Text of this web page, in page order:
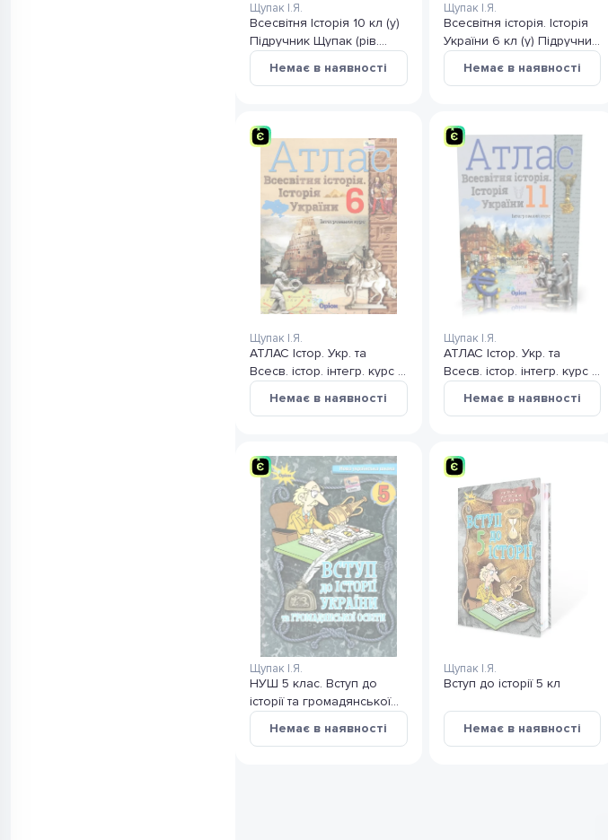
Щупак І.Я.
Всесвітня Історія 10 кл (у)
Підручник Щупак (рів.
станд.)
Немає в наявності
Щупак І.Я.
Всесвітня історія. Історія
України 6 кл (у) Підручник
Щупак (інтегр.)
Немає в наявності
Щупак І.Я.
АТЛАС Істор. Укр. та
Всесв. істор. інтегр. курс 6
кл
Немає в наявності
Щупак І.Я.
АТЛАС Істор. Укр. та
Всесв. істор. інтегр. курс 11
кл
Немає в наявності
Щупак І.Я.
НУШ 5 клас. Вступ до
історії та громадянської
освіти. Підручник. Щупак
Немає в наявності
Щупак І.Я.
Вступ до історії 5 кл
Немає в наявності